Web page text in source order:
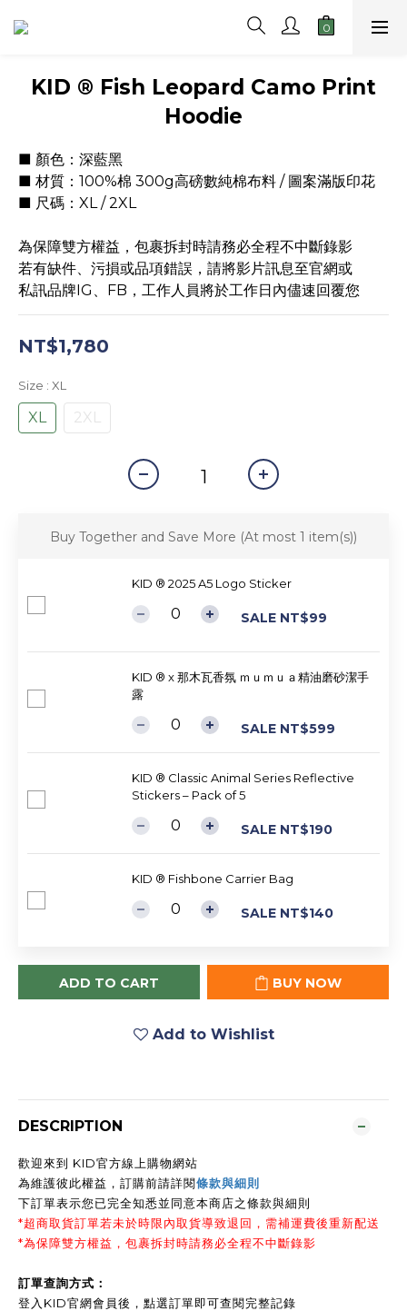
KID ® Fish Leopard Camo Print
Hoodie
■ 顏色：深藍黑
■ 材質：100%棉 300g高磅數純棉布料 / 圖案滿版印花
■ 尺碼：XL / 2XL
為保障雙方權益，包裹拆封時請務必全程不中斷錄影
若有缺件、污損或品項錯誤，請將影片訊息至官網或
私訊品牌IG、FB，工作人員將於工作日內儘速回覆您
NT$1,780
Size : XL
XL 2XL
Buy Together and Save More (At most 1 item(s))
KID ® 2025 A5 Logo Sticker
SALE NT$99
KID ® x 那木瓦香氛 ｍｕｍｕａ精油磨砂潔手
露
SALE NT$599
KID ® Classic Animal Series Reflective
Stickers – Pack of 5
SALE NT$190
KID ® Fishbone Carrier Bag
SALE NT$140
ADD TO CART BUY NOW
Add to Wishlist
DESCRIPTION
歡迎來到 KID官方線上購物網站
為維護彼此權益，訂購前請詳閱條款與細則
下訂單表示您已完全知悉並同意本商店之條款與細則
*超商取貨訂單若未於時限內取貨導致退回，需補運費後重新配送
*為保障雙方權益，包裹拆封時請務必全程不中斷錄影
訂單查詢方式：
登入KID官網會員後，點選訂單即可查閱完整記錄